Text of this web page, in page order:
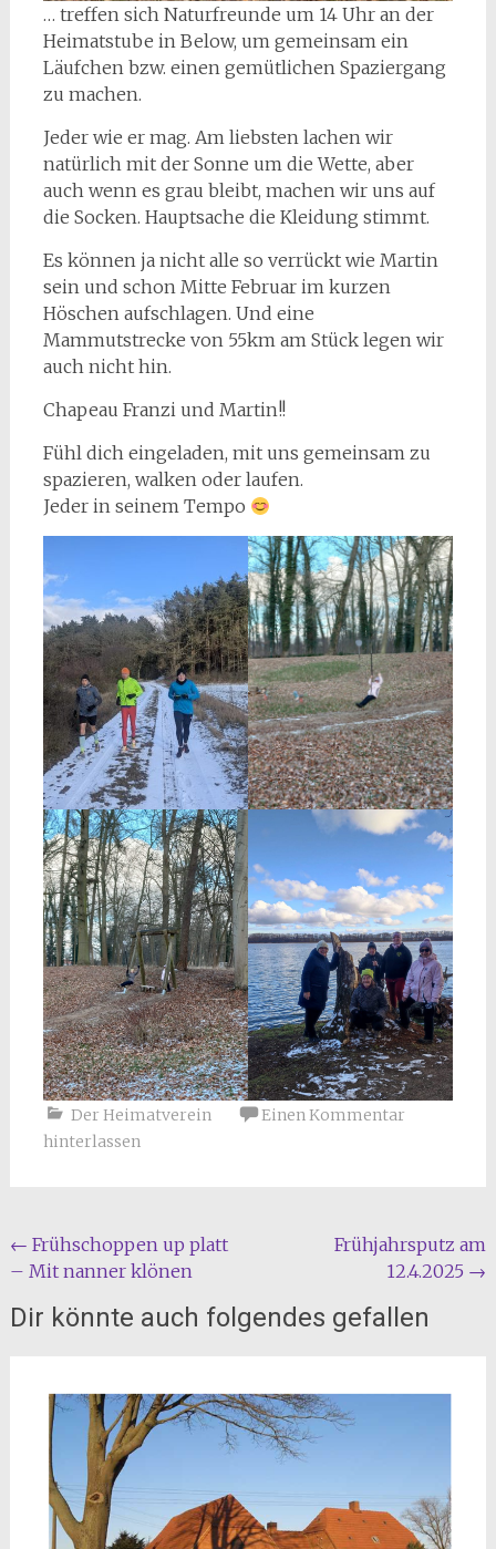
… treffen sich Naturfreunde um 14 Uhr an der
Heimatstube in Below, um gemeinsam ein
Läufchen bzw. einen gemütlichen Spaziergang
zu machen.
Jeder wie er mag. Am liebsten lachen wir
natürlich mit der Sonne um die Wette, aber
auch wenn es grau bleibt, machen wir uns auf
die Socken. Hauptsache die Kleidung stimmt.
Es können ja nicht alle so verrückt wie Martin
sein und schon Mitte Februar im kurzen
Höschen aufschlagen. Und eine
Mammutstrecke von 55km am Stück legen wir
auch nicht hin.
Chapeau Franzi und Martin!!
Fühl dich eingeladen, mit uns gemeinsam zu
spazieren, walken oder laufen.
Jeder in seinem Tempo
Der Heimatverein
Einen Kommentar
hinterlassen
Beitragsnavigation
← Frühschoppen up platt
– Mit nanner klönen
Frühjahrsputz am
12.4.2025 →
Dir könnte auch folgendes gefallen